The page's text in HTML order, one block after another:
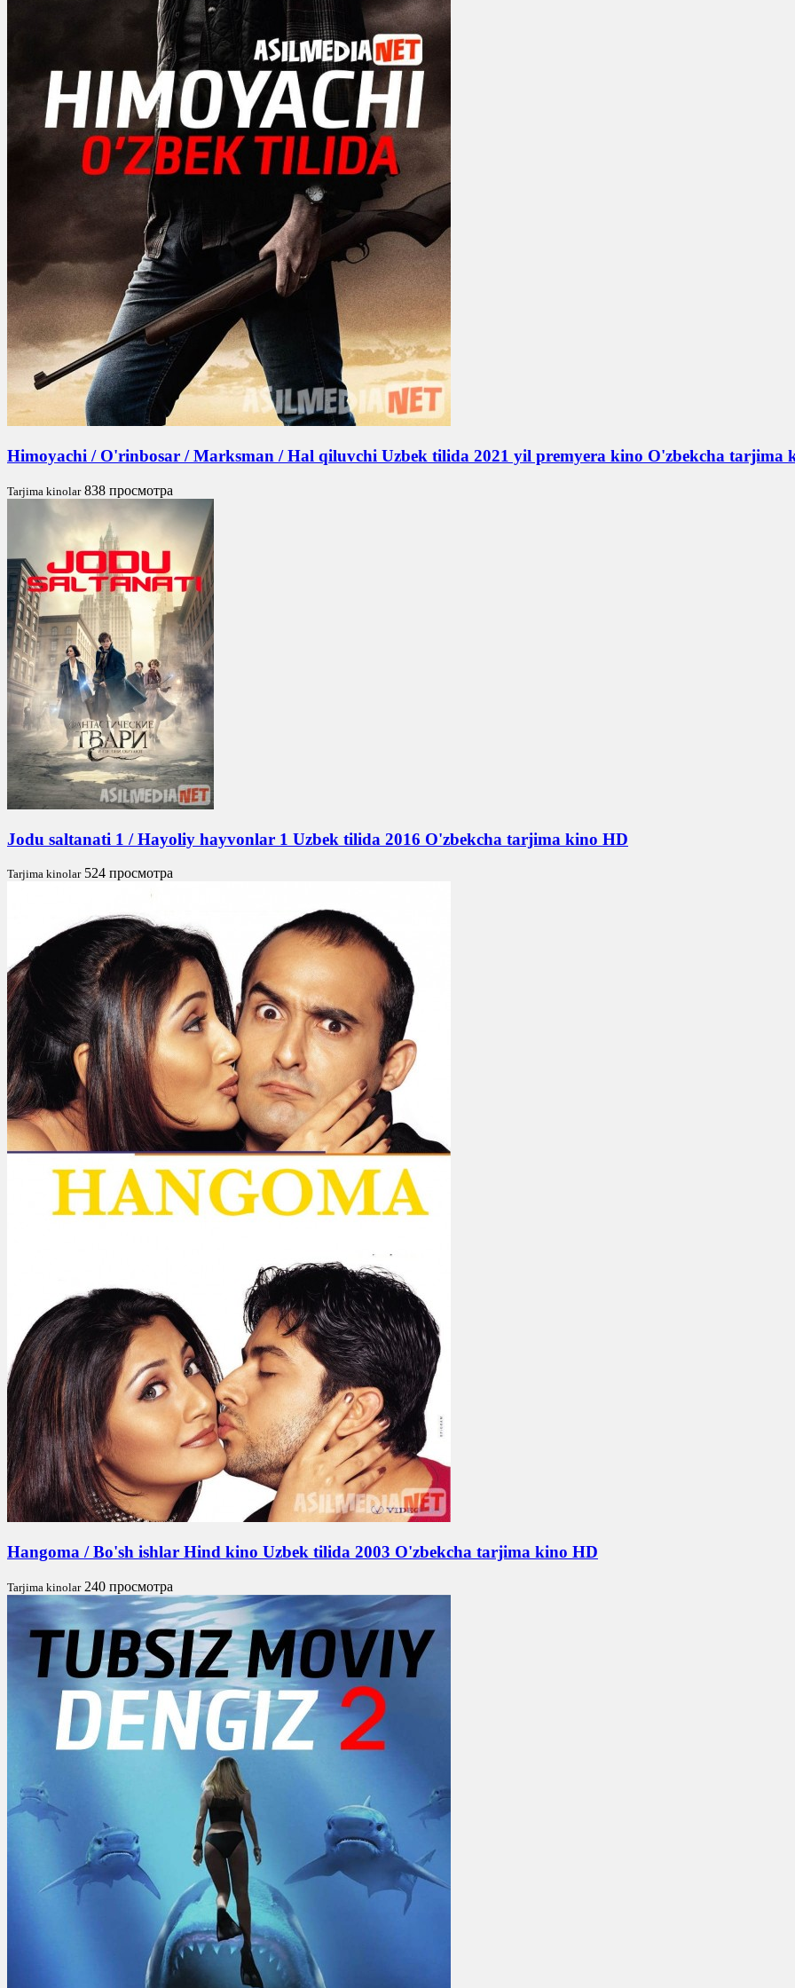
Himoyachi / O'rinbosar / Marksman / Hal qiluvchi Uzbek tilida 2021 yil premyera kino O'zbekcha tarjima
Tarjima kinolar 838 просмотра
Jodu saltanati 1 / Hayoliy hayvonlar 1 Uzbek tilida 2016 O'zbekcha tarjima kino HD
Tarjima kinolar 524 просмотра
Hangoma / Bo'sh ishlar Hind kino Uzbek tilida 2003 O'zbekcha tarjima kino HD
Tarjima kinolar 240 просмотра